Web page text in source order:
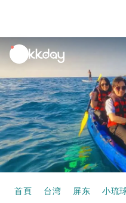
unread
notifications
首頁 台湾 屏东 小琉